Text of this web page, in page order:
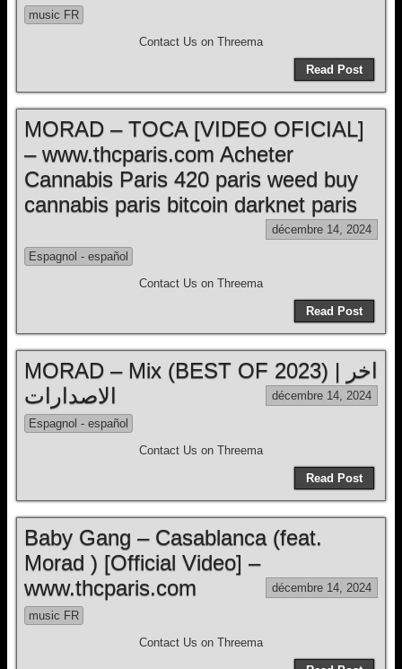
music FR
Contact Us on Threema
Read Post
MORAD – TOCA [VIDEO OFICIAL]
– www.thcparis.com Acheter
Cannabis Paris 420 paris weed buy
cannabis paris bitcoin darknet paris
décembre 14, 2024
Espagnol - español
Contact Us on Threema
Read Post
MORAD – Mix (BEST OF 2023) | اخر
الاصدارات
décembre 14, 2024
Espagnol - español
Contact Us on Threema
Read Post
Baby Gang – Casablanca (feat.
Morad ) [Official Video] –
www.thcparis.com
décembre 14, 2024
music FR
Contact Us on Threema